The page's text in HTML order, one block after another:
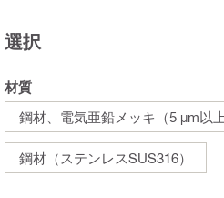
選択
材質
鋼材、電気亜鉛メッキ（5 µm以上
鋼材（ステンレスSUS316）